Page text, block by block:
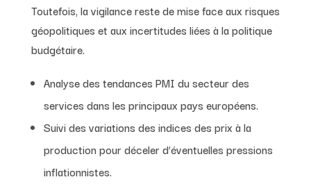
Toutefois, la vigilance reste de mise face aux risques
géopolitiques et aux incertitudes liées à la politique
budgétaire.
Analyse des tendances PMI du secteur des
services dans les principaux pays européens.
Suivi des variations des indices des prix à la
production pour déceler d’éventuelles pressions
inflationnistes.